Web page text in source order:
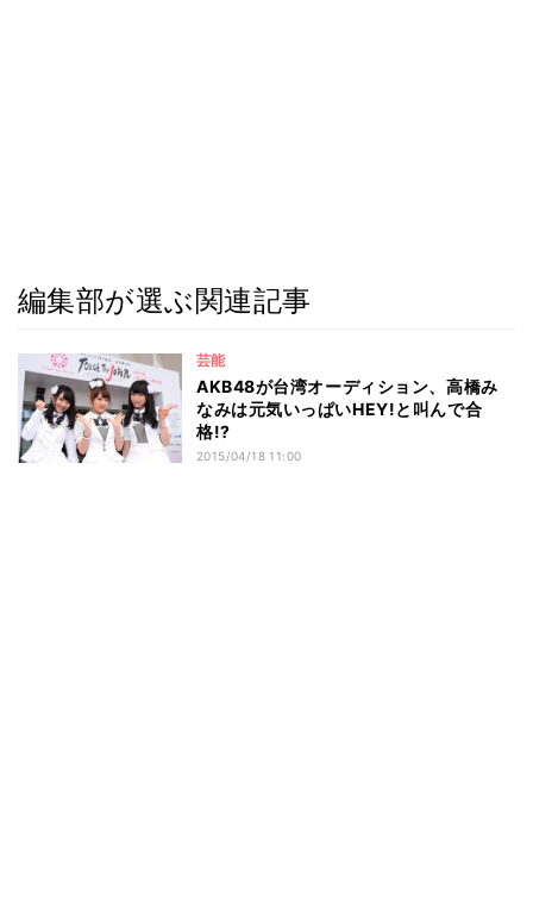
編集部が選ぶ関連記事
芸能
AKB48が台湾オーディション、高橋み
なみは元気いっぱいHEY!と叫んで合
格!?
2015/04/18 11:00